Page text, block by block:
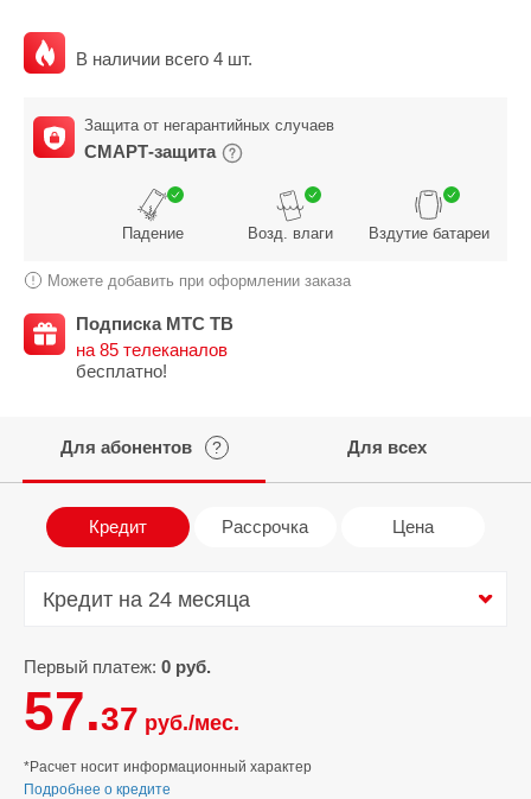
В наличии всего 4 шт.
Защита от негарантийных случаев
СМАРТ-защита
Падение Возд. влаги Вздутие батареи
Можете добавить при оформлении заказа
Подписка МТС ТВ
на 85 телеканалов
бесплатно!
Для абонентов ? Для всех
Кредит Рассрочка Цена
Кредит на 24 месяца
Первый платеж: 0 руб.
57.37 руб./мес.
*Расчет носит информационный характер
Подробнее о кредите
Кредит на 24 месяца